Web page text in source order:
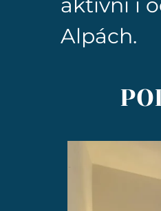
aktivní i
Alpách.